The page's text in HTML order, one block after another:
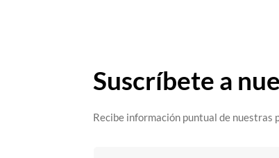
Suscríbete a
Recibe información puntual de nuestras